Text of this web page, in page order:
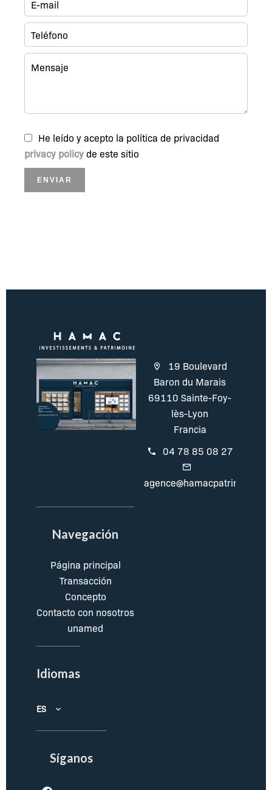
He leído y acepto la política de privacidad
privacy policy de este sitio
ENVIAR
19 Boulevard
Baron du Marais
69110 Sainte-Foy-
lès-Lyon
Francia
04 78 85 08 27
Navegación
Página principal
Transacción
Concepto
Contacto con nosotros
unamed
Idiomas
ES
Síganos